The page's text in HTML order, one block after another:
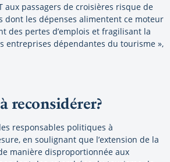
aux passagers de croisières risque de
dont les dépenses alimentent ce moteur
des pertes d’emplois et fragilisant la
entreprises dépendantes du tourisme »,
reconsidérer?
responsables politiques à
en soulignant que l’extension de la
manière disproportionnée aux